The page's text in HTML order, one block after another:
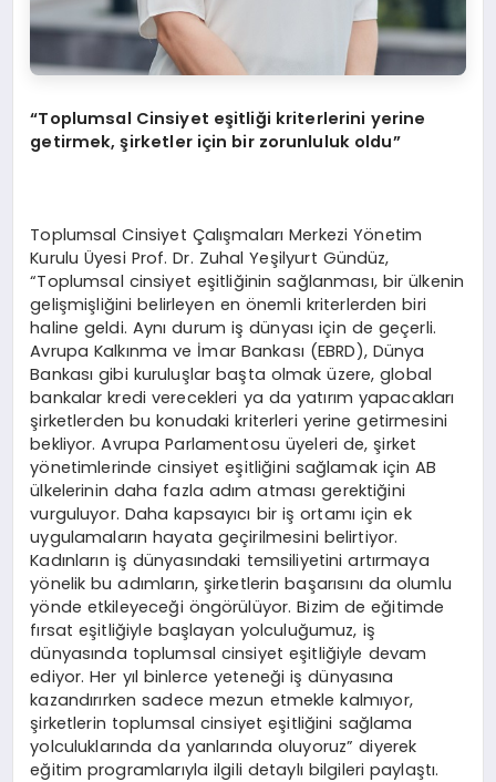
“Toplumsal Cinsiyet eşitliği kriterlerini yerine
getirmek, şirketler için bir zorunluluk oldu”
Toplumsal Cinsiyet Çalışmaları Merkezi Yönetim
Kurulu Üyesi Prof. Dr. Zuhal Yeşilyurt Gündüz,
“Toplumsal cinsiyet eşitliğinin sağlanması, bir ülkenin
gelişmişliğini belirleyen en önemli kriterlerden biri
haline geldi. Aynı durum iş dünyası için de geçerli.
Avrupa Kalkınma ve İmar Bankası (EBRD), Dünya
Bankası gibi kuruluşlar başta olmak üzere, global
bankalar kredi verecekleri ya da yatırım yapacakları
şirketlerden bu konudaki kriterleri yerine getirmesini
bekliyor. Avrupa Parlamentosu üyeleri de, şirket
yönetimlerinde cinsiyet eşitliğini sağlamak için AB
ülkelerinin daha fazla adım atması gerektiğini
vurguluyor. Daha kapsayıcı bir iş ortamı için ek
uygulamaların hayata geçirilmesini belirtiyor.
Kadınların iş dünyasındaki temsiliyetini artırmaya
yönelik bu adımların, şirketlerin başarısını da olumlu
yönde etkileyeceği öngörülüyor. Bizim de eğitimde
fırsat eşitliğiyle başlayan yolculuğumuz, iş
dünyasında toplumsal cinsiyet eşitliğiyle devam
ediyor. Her yıl binlerce yeteneği iş dünyasına
kazandırırken sadece mezun etmekle kalmıyor,
şirketlerin toplumsal cinsiyet eşitliğini sağlama
yolculuklarında da yanlarında oluyoruz” diyerek
eğitim programlarıyla ilgili detaylı bilgileri paylaştı.